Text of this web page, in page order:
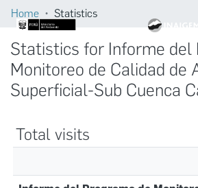
Home Statistics
Statistics for Informe del
Monitoreo de Calidad de
Superficial-Sub Cuenca
Total visits